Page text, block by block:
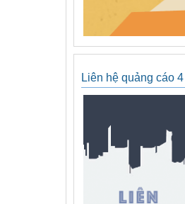
Liên hệ quảng cáo 4